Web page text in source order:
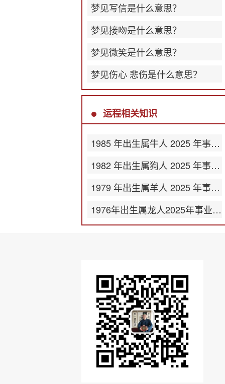
梦见写信是什么意思？
梦见接吻是什么意思？
梦见微笑是什么意思？
梦见伤心 悲伤是什么意思？
运程相关知识
1985 年出生属牛人 2025 年事业运势
1982 年出生属狗人 2025 年事业运势
1979 年出生属羊人 2025 年事业运势
1976年出生属龙人2025年事业运势